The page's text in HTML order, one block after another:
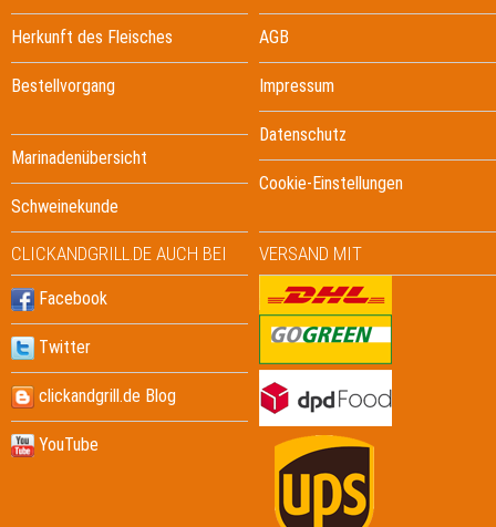
Herkunft des Fleisches
Bestellvorgang
Marinadenübersicht
Schweinekunde
AGB
Impressum
Datenschutz
Cookie-Einstellungen
CLICKANDGRILL.DE AUCH BEI
Facebook
Twitter
clickandgrill.de Blog
YouTube
VERSAND MIT